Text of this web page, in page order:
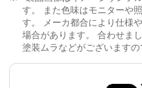
す。 また色味はモニターや
す。 メーカ都合により仕様
場合があります。 合わせま
塗装ムラなどがございますの